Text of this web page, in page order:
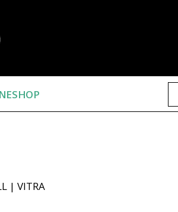
| VITRA